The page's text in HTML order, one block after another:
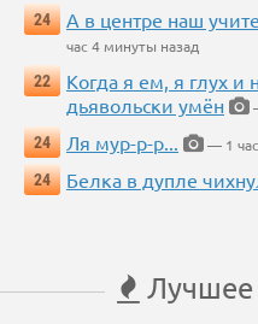
24
А в центре наш
час 4 минуты назад
22
Когда я ем, я глух и
дьявольски умён
24
Ля мур-р-р...
— 1
24
Белка в дупле
Лучшее